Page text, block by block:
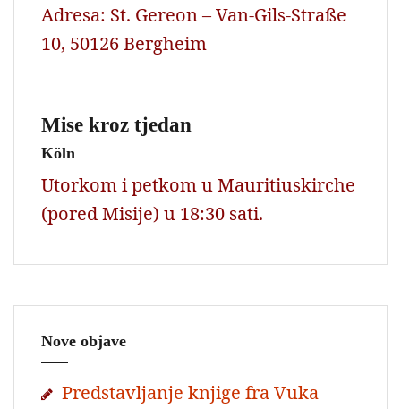
Adresa: St. Gereon – Van-Gils-Straße
10, 50126 Bergheim
Mise kroz tjedan
Köln
Utorkom i petkom u Mauritiuskirche
(pored Misije) u 18:30 sati.
Nove objave
Predstavljanje knjige fra Vuka